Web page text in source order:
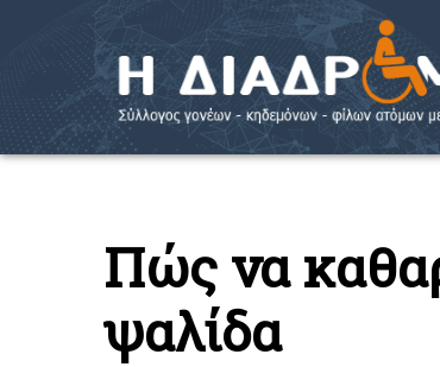
Πώς να
ψαλίδα